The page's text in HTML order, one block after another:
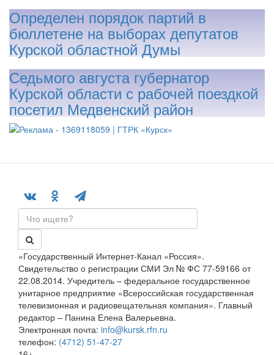
Определен порядок партий в
бюллетене на выборах депутатов
Курской областной Думы
Седьмого августа губернатор
Курской области с рабочей поездкой
посетил Медвенский район
«Государственный Интернет-Канал «Россия».
Свидетельство о регистрации СМИ Эл № ФС 77-59166 от
22.08.2014. Учредитель – федеральное государственное
унитарное предприятие «Всероссийская государственная
телевизионная и радиовещательная компания». Главный
редактор – Панина Елена Валерьевна.
Электронная почта: info@kursk.rfn.ru
телефон: (4712) 51-47-27